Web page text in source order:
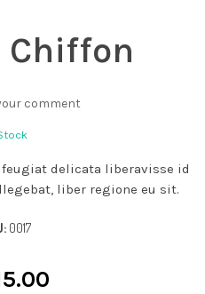
Chiffon
comment
delicata liberavisse id
liber regione eu sit.
0017